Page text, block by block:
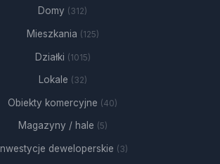
Domy (312)
Mieszkania (125)
Działki (1015)
Lokale (32)
Obiekty komercyjne (40)
Magazyny / hale (5)
Inwestycje deweloperskie (3)